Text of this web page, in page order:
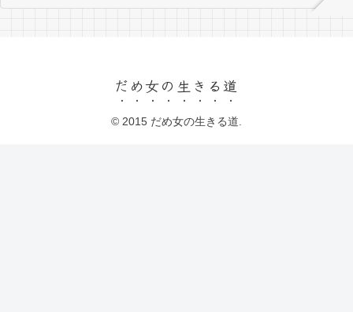
だめ女の生きる道
© 2015 だめ女の生きる道.